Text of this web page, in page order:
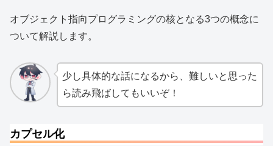
オブジェクト指向プログラミングの核となる3つの概念に
ついて解説します。
少し具体的な話になるから、難しいと思った
ら読み飛ばしてもいいぞ！
カプセル化